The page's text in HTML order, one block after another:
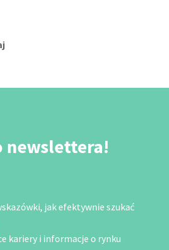
newslettera!
jak efektywnie szukać
kariery i informacje o rynku